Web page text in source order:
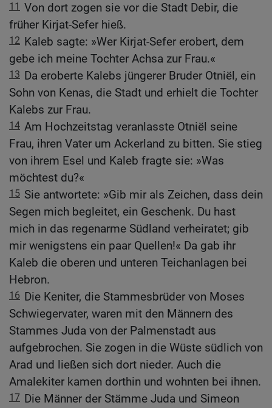
11 Von dort zogen sie vor die Stadt Debir, die
früher Kirjat-Sefer hieß.
12 Kaleb sagte: »Wer Kirjat-Sefer erobert, dem
gebe ich meine Tochter Achsa zur Frau.«
13 Da eroberte Kalebs jüngerer Bruder Otniël, ein
Sohn von Kenas, die Stadt und erhielt die Tochter
Kalebs zur Frau.
14 Am Hochzeitstag veranlasste Otniël seine
Frau, ihren Vater um Ackerland zu bitten. Sie stieg
von ihrem Esel und Kaleb fragte sie: »Was
möchtest du?«
15 Sie antwortete: »Gib mir als Zeichen, dass dein
Segen mich begleitet, ein Geschenk. Du hast
mich in das regenarme Südland verheiratet; gib
mir wenigstens ein paar Quellen!« Da gab ihr
Kaleb die oberen und unteren Teichanlagen bei
Hebron.
16 Die Keniter, die Stammesbrüder von Moses
Schwiegervater, waren mit den Männern des
Stammes Juda von der Palmenstadt aus
aufgebrochen. Sie zogen in die Wüste südlich von
Arad und ließen sich dort nieder. Auch die
Amalekiter kamen dorthin und wohnten bei ihnen.
17 Die Männer der Stämme Juda und Simeon